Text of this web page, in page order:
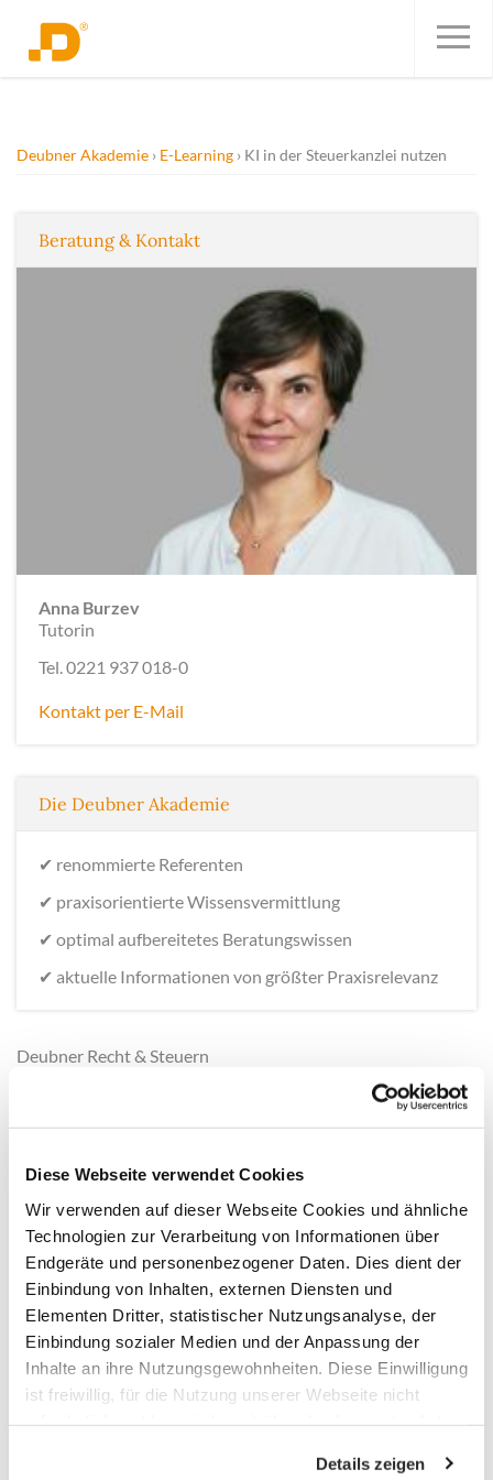
Diese Webseite verwendet Cookies
Wir verwenden auf dieser Webseite Cookies und ähnliche
Technologien zur Verarbeitung von Informationen über
Endgeräte und personenbezogener Daten. Dies dient der
Einbindung von Inhalten, externen Diensten und
Elementen Dritter, statistischer Nutzungsanalyse, der
Einbindung sozialer Medien und der Anpassung der
Inhalte an ihre Nutzungsgewohnheiten. Diese Einwilligung
ist freiwillig, für die Nutzung unserer Webseite nicht
und imImpressum
Details zeigen
Deubner Akademie E-Learning KI in der Steuerkanzlei nutzen
Beratung & Kontakt
Anna Burzev
Tutorin
Tel. 0221 937 018-0
Kontakt per E-Mail
Die Deubner Akademie
✔ renommierte Referenten
✔ praxisorientierte Wissensvermittlung
✔ optimal aufbereitetes Beratungswissen
✔ aktuelle Informationen von größter Praxisrelevanz
Deubner Recht & Steuern
KI in der Steuerkanzlei nutzen
und KI-Tools für Steuerkanzleien
Aktuellste ChatGPT-Entwicklungen
Anwendungsbeispiele für den Kanzleialltag
Tipps zum Prompt-Engineering für bessere Ergebnisse
KI-gestützte Recherche im Internet und Steuer-
Datenbanken
Eine umfassende Einführung, die Sie vom Einsteiger zum
Experten macht
ChatGPT verstehen und nutzen können